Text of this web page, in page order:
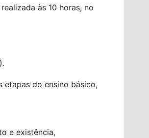
às 10 horas, no
do ensino básico,
e existência,